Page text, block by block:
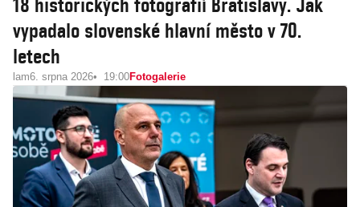
18 historických fotografií Bratislavy. Jak
vypadalo slovenské hlavní město v 70.
letech
lam6. srpna 2026 19:00Fotogalerie